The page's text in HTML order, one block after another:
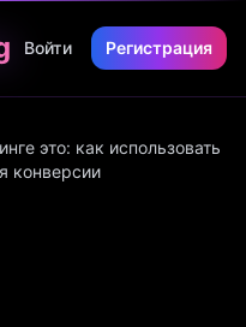
Войти Регистрация
это: как использовать
конверсии